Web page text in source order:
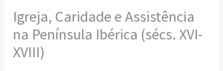
Igreja, Caridade e Assistência
na Península Ibérica (sécs. XVI-
XVIII)